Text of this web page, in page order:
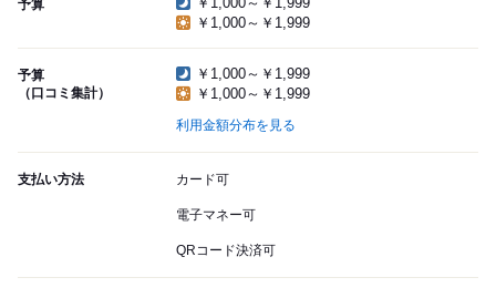
予算
￥1,000～￥1,999
予算
（口コミ集計）
￥1,000～￥1,999
￥1,000～￥1,999
利用金額分布を見る
支払い方法 カード可
電子マネー可
QRコード決済可